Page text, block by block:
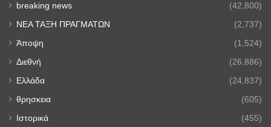
breaking news (42,800)
NEA TAΞΗ ΠΡΑΓΜΑΤΩΝ (2,737)
Άποψη (1,524)
Διεθνή (26,886)
Ελλάδα (24,837)
θρησκεια (605)
Ιστορικά (455)